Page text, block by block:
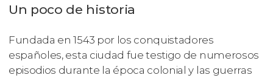
Un poco de historia
Fundada en 1543 por los conquistadores
españoles, esta ciudad fue testigo de numerosos
episodios durante la época colonial y las guerras